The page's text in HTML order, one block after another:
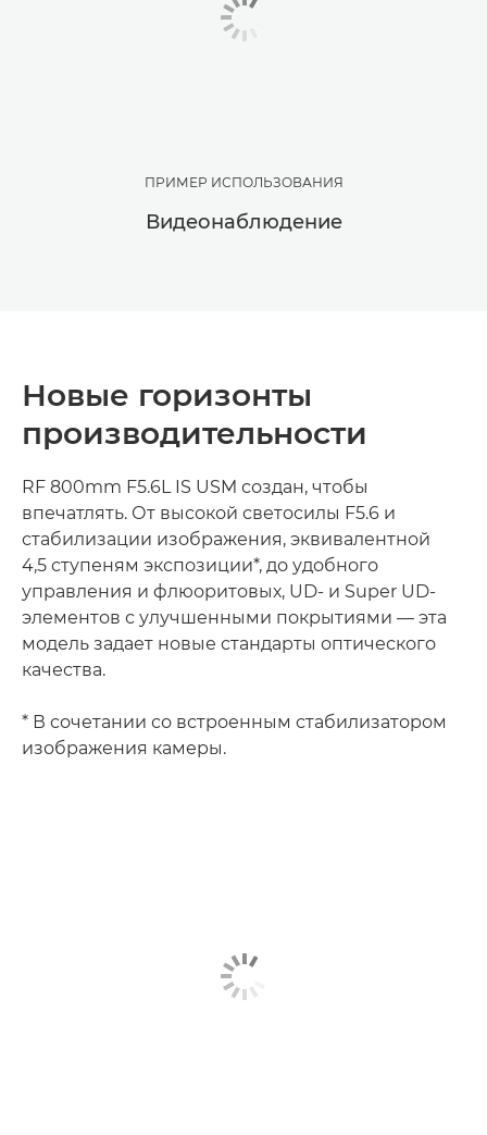
ПРИМЕР ИСПОЛЬЗОВАНИЯ
Видеонаблюдение
Новые горизонты
производительности
RF 800mm F5.6L IS USM создан, чтобы
впечатлять. От высокой светосилы F5.6 и
стабилизации изображения, эквивалентной
4,5 ступеням экспозиции*, до удобного
управления и флюоритовых, UD- и Super UD-
элементов с улучшенными покрытиями — эта
модель задает новые стандарты оптического
качества.
* В сочетании со встроенным стабилизатором
изображения камеры.